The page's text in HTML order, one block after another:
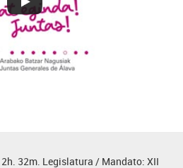
32m. Legislatura / Mandato: XII